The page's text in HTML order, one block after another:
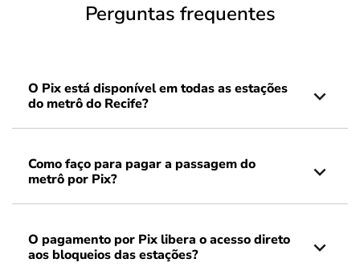
Perguntas frequentes
O Pix está disponível em todas as estações
do metrô do Recife?
Como faço para pagar a passagem do
metrô por Pix?
O pagamento por Pix libera o acesso direto
aos bloqueios das estações?